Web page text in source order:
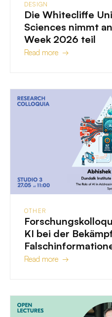
DESIGN
Die Whitecliffe
Sciences nimmt
Week 2026 teil
Read more →
OTHER
KI bei der
Read more →